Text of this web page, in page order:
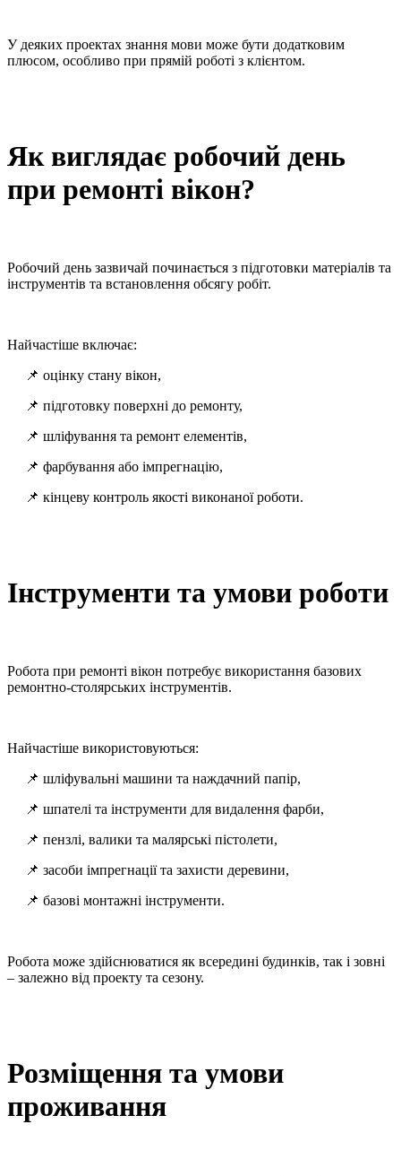
У деяких проектах знання мови може бути додатковим
плюсом, особливо при прямій роботі з клієнтом.
Як виглядає робочий день
при ремонті вікон?
Робочий день зазвичай починається з підготовки матеріалів та
інструментів та встановлення обсягу робіт.
Найчастіше включає:
📌 оцінку стану вікон,
📌 підготовку поверхні до ремонту,
📌 шліфування та ремонт елементів,
📌 фарбування або імпрегнацію,
📌 кінцеву контроль якості виконаної роботи.
Інструменти та умови роботи
Робота при ремонті вікон потребує використання базових
ремонтно-столярських інструментів.
Найчастіше використовуються:
📌 шліфувальні машини та наждачний папір,
📌 шпателі та інструменти для видалення фарби,
📌 пензлі, валики та малярські пістолети,
📌 засоби імпрегнації та захисти деревини,
📌 базові монтажні інструменти.
Робота може здійснюватися як всередині будинків, так і зовні
– залежно від проекту та сезону.
Розміщення та умови
проживання